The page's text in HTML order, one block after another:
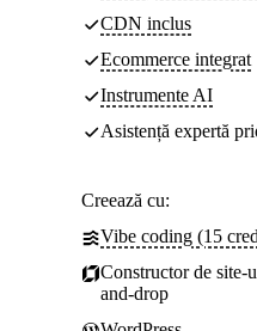
CDN inclus
Ecommerce integrat
Instrumente AI
Asistență expertă
Creează cu:
Vibe coding (15
Constructor de site-
and-drop